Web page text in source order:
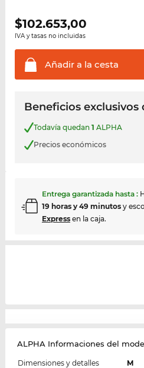
$102.653,00
IVA y tasas no incluidas
Añadir a la cesta
Beneficios exclusivos
Todavía quedan 1 ALPHA
Precios económicos
Entrega garantizada hasta :
19 horas y 49 minutosy
Expressen la caja.
ALPHA Informaciones del
Dimensiones y detalles
M